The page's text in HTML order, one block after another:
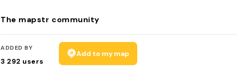
The mapstr community
ADDED BY
3 292 users
Add to my map